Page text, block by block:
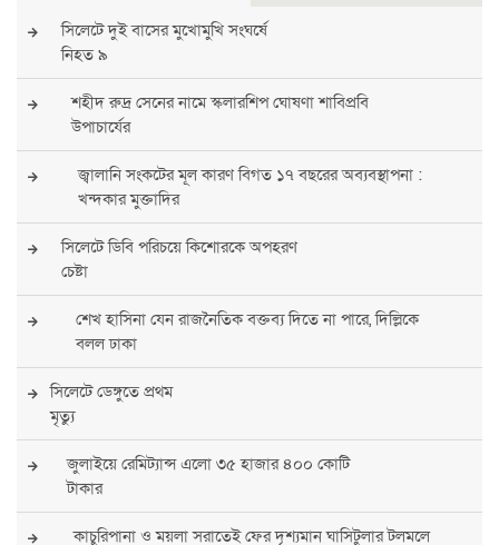
সিলেটে দুই বাসের মুখোমুখি সংঘর্ষে
নিহত ৯
শহীদ রুদ্র সেনের নামে স্কলারশিপ ঘোষণা শাবিপ্রবি
উপাচার্যের
জ্বালানি সংকটের মূল কারণ বিগত ১৭ বছরের অব্যবস্থাপনা :
খন্দকার মুক্তাদির
সিলেটে ডিবি পরিচয়ে কিশোরকে অপহরণ
চেষ্টা
শেখ হাসিনা যেন রাজনৈতিক বক্তব্য দিতে না পারে, দিল্লিকে
বলল ঢাকা
সিলেটে ডেঙ্গুতে প্রথম
মৃত্যু
জুলাইয়ে রেমিট্যান্স এলো ৩৫ হাজার ৪০০ কোটি
টাকার
কাচুরিপানা ও ময়লা সরাতেই ফের দৃশ্যমান ঘাসিটুলার টলমলে